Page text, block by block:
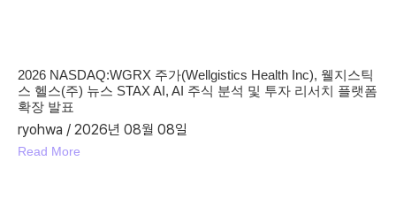
2026 NASDAQ:WGRX 주가(Wellgistics Health Inc), 웰지스틱
스 헬스(주) 뉴스 STAX AI, AI 주식 분석 및 투자 리서치 플랫폼
확장 발표
ryohwa 2026년 08월 08일
Read More